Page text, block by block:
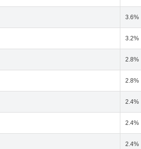
3.6%
3.2%
2.8%
2.8%
2.4%
2.4%
2.4%